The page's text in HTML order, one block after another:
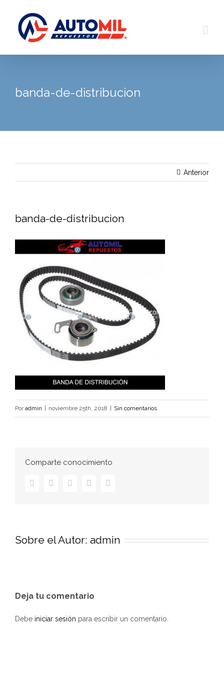
contenido
banda-de-distribucion
Anterior
banda-de-distribucion
Poradmin noviembre 25th, 2018 Sin comentarios
Comparte conocimiento
FacebookTwitter LinkedInPinterest
Sobre el Autor: admin
Deja tu comentario
Debe iniciar sesión para escribir un comentario.